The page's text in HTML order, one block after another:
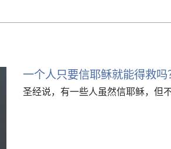
一个人只要信耶稣就能得救吗
圣经说，有一些人虽然信耶稣，但